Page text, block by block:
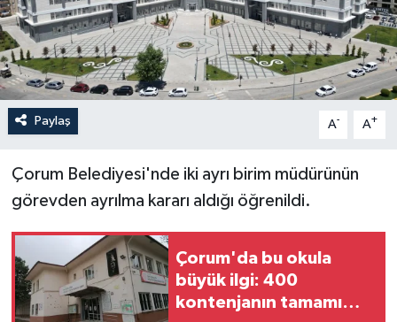
Paylaş A- A+
Çorum Belediyesi'nde iki ayrı birim müdürünün
görevden ayrılma kararı aldığı öğrenildi.
Çorum'da bu okula
büyük ilgi: 400
kontenjanın tamamı
İLÇELER
OTOPARK
TEKNOLOJİ